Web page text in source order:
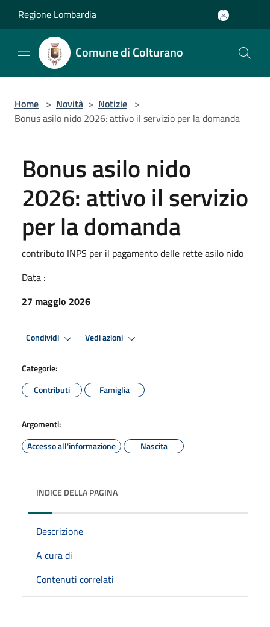
Regione Lombardia
Comune di Colturano
Home > Novità > Notizie >
Bonus asilo nido 2026: attivo il servizio per la domanda
Bonus asilo nido
2026: attivo il servizio
per la domanda
contributo INPS per il pagamento delle rette asilo nido
Data :
27 maggio 2026
Condividi Vedi azioni
Categorie:
Contributi
Famiglia
Argomenti:
Accesso all'informazione
Nascita
INDICE DELLA PAGINA
Descrizione
A cura di
Contenuti correlati